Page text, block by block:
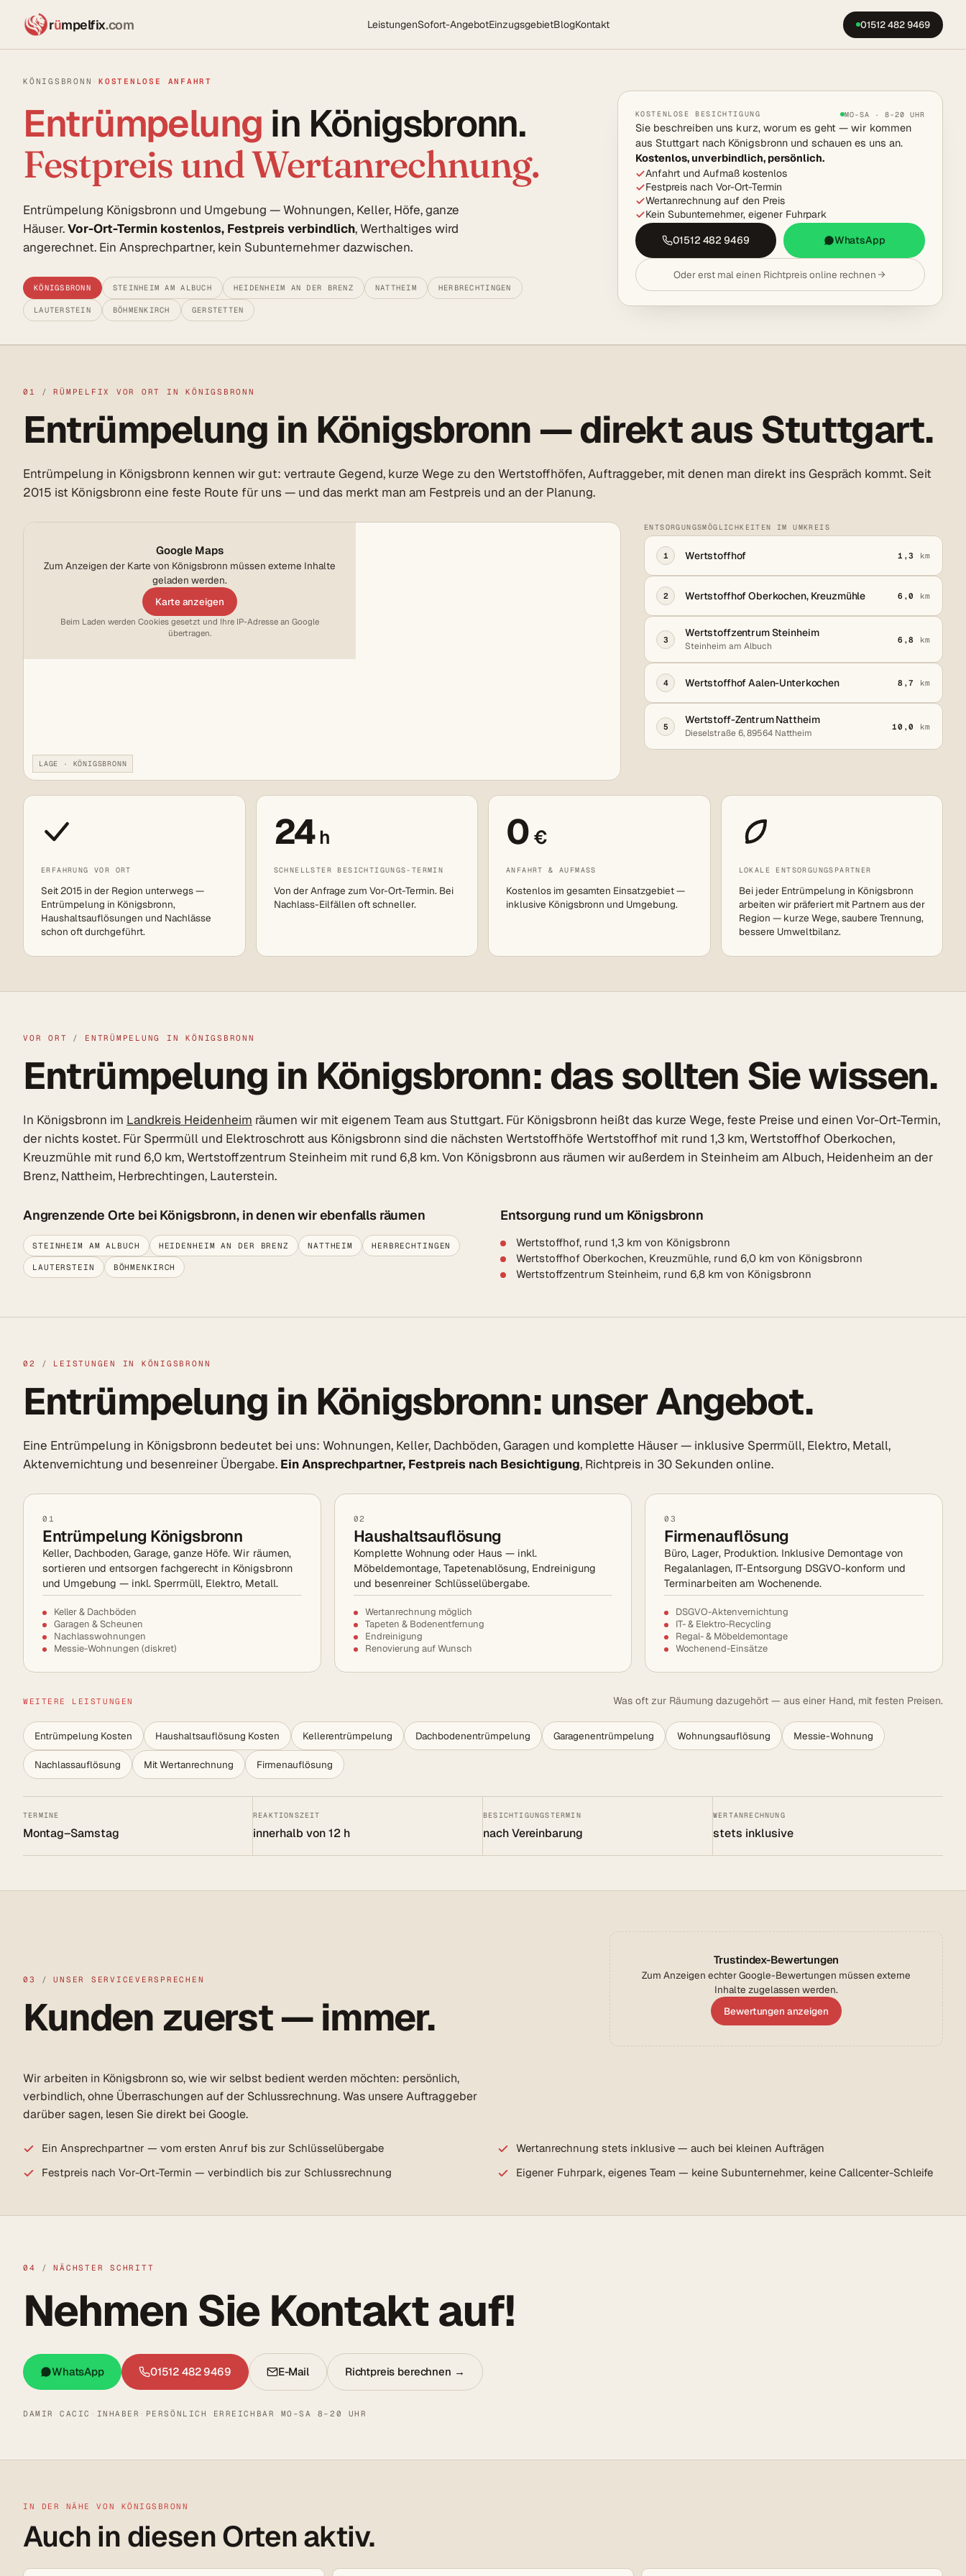
rümpelfix.com LeistungenSofort-AngebotEinzugsgebietBlogKontakt 01512 482 9469
KÖNIGSBRONN ·KOSTENLOSE ANFAHRT
Entrümpelung in Königsbronn.
Festpreis und Wertanrechnung.
Entrümpelung Königsbronn und Umgebung — Wohnungen, Keller, Höfe, ganze
Häuser.Vor-Ort-Termin kostenlos, Festpreis verbindlich, Werthaltiges wird
angerechnet. Ein Ansprechpartner, kein Subunternehmer dazwischen.
KÖNIGSBRONN STEINHEIM AM ALBUCH HEIDENHEIM AN DER BRENZ NATTHEIM HERBRECHTINGEN
LAUTERSTEIN BÖHMENKIRCH GERSTETTEN
KOSTENLOSE BESICHTIGUNG MO–SA · 8–20 UHR
Sie beschreiben uns kurz, worum es geht — wir kommen
aus Stuttgart nach Königsbronn und schauen es uns an.
Kostenlos, unverbindlich, persönlich.
Anfahrt und Aufmaß kostenlos
Festpreis nach Vor-Ort-Termin
Wertanrechnung auf den Preis
Kein Subunternehmer, eigener Fuhrpark
01512 482 9469
WhatsApp
Oder erst mal einen Richtpreis online rechnen
01 / RÜMPELFIX VOR ORT IN KÖNIGSBRONN
Entrümpelung in Königsbronn — direkt aus Stuttgart.
Entrümpelung in Königsbronn kennen wir gut: vertraute Gegend, kurze Wege zu den Wertstoffhöfen, Auftraggeber, mit denen man direkt ins Gespräch kommt. Seit
2015 ist Königsbronn eine feste Route für uns — und das merkt man am Festpreis und an der Planung.
Google Maps
Zum Anzeigen der Karte von Königsbronn müssen externe Inhalte
geladen werden.
Karte anzeigen
Beim Laden werden Cookies gesetzt und Ihre IP-Adresse an Google
übertragen.
LAGE · KÖNIGSBRONN
ENTSORGUNGSMÖGLICHKEITEN IM UMKREIS
1 Wertstoffhof 1,3 km
2 Wertstoffhof Oberkochen, Kreuzmühle 6,0 km
3
Wertstoffzentrum Steinheim
Steinheim am Albuch
6,8 km
4 Wertstoffhof Aalen-Unterkochen 8,7 km
5
Wertstoff-Zentrum Nattheim
Dieselstraße 6, 89564 Nattheim
10,0 km
ERFAHRUNG VOR ORT
Seit 2015 in der Region unterwegs —
Entrümpelung in Königsbronn,
Haushaltsauflösungen und Nachlässe
schon oft durchgeführt.
24h
SCHNELLSTER BESICHTIGUNGS-TERMIN
Von der Anfrage zum Vor-Ort-Termin. Bei
Nachlass-Eilfällen oft schneller.
0 €
ANFAHRT & AUFMASS
Kostenlos im gesamten Einsatzgebiet —
inklusive Königsbronn und Umgebung.
LOKALE ENTSORGUNGSPARTNER
Bei jeder Entrümpelung in Königsbronn
arbeiten wir präferiert mit Partnern aus der
Region — kurze Wege, saubere Trennung,
bessere Umweltbilanz.
VOR ORT / ENTRÜMPELUNG IN KÖNIGSBRONN
Entrümpelung in Königsbronn: das sollten Sie wissen.
In Königsbronn im Landkreis Heidenheim räumen wir mit eigenem Team aus Stuttgart. Für Königsbronn heißt das kurze Wege, feste Preise und einen Vor-Ort-Termin,
der nichts kostet. Für Sperrmüll und Elektroschrott aus Königsbronn sind die nächsten Wertstoffhöfe Wertstoffhof mit rund 1,3 km, Wertstoffhof Oberkochen,
Kreuzmühle mit rund 6,0 km, Wertstoffzentrum Steinheim mit rund 6,8 km. Von Königsbronn aus räumen wir außerdem in Steinheim am Albuch, Heidenheim an der
Brenz, Nattheim, Herbrechtingen, Lauterstein.
Angrenzende Orte bei Königsbronn, in denen wir ebenfalls räumen
STEINHEIM AM ALBUCH HEIDENHEIM AN DER BRENZ NATTHEIM HERBRECHTINGEN
LAUTERSTEIN BÖHMENKIRCH
Entsorgung rund um Königsbronn
Wertstoffhof, rund 1,3 km von Königsbronn
Wertstoffhof Oberkochen, Kreuzmühle, rund 6,0 km von Königsbronn
Wertstoffzentrum Steinheim, rund 6,8 km von Königsbronn
02 / LEISTUNGEN IN KÖNIGSBRONN
Entrümpelung in Königsbronn: unser Angebot.
Eine Entrümpelung in Königsbronn bedeutet bei uns: Wohnungen, Keller, Dachböden, Garagen und komplette Häuser — inklusive Sperrmüll, Elektro, Metall,
Aktenvernichtung und besenreiner Übergabe. Ein Ansprechpartner, Festpreis nach Besichtigung, Richtpreis in 30 Sekunden online.
01
Entrümpelung Königsbronn
Keller, Dachboden, Garage, ganze Höfe. Wir räumen,
sortieren und entsorgen fachgerecht in Königsbronn
und Umgebung — inkl. Sperrmüll, Elektro, Metall.
Keller & Dachböden
Garagen & Scheunen
Nachlasswohnungen
Messie-Wohnungen (diskret)
02
Haushaltsauflösung
Komplette Wohnung oder Haus — inkl.
Möbeldemontage, Tapetenablösung, Endreinigung
und besenreiner Schlüsselübergabe.
Wertanrechnung möglich
Tapeten & Bodenentfernung
Endreinigung
Renovierung auf Wunsch
03
Firmenauflösung
Büro, Lager, Produktion. Inklusive Demontage von
Regalanlagen, IT-Entsorgung DSGVO-konform und
Terminarbeiten am Wochenende.
DSGVO-Aktenvernichtung
IT- & Elektro-Recycling
Regal- & Möbeldemontage
Wochenend-Einsätze
WEITERE LEISTUNGEN Was oft zur Räumung dazugehört — aus einer Hand, mit festen Preisen.
Entrümpelung Kosten Haushaltsauflösung Kosten Kellerentrümpelung Dachbodenentrümpelung Garagenentrümpelung Wohnungsauflösung Messie-Wohnung
Nachlassauflösung Mit Wertanrechnung Firmenauflösung
TERMINE
Montag–Samstag
REAKTIONSZEIT
innerhalb von 12 h
BESICHTIGUNGSTERMIN
nach Vereinbarung
WERTANRECHNUNG
stets inklusive
03 / UNSER SERVICEVERSPRECHEN
Kunden zuerst — immer.
Trustindex-Bewertungen
Zum Anzeigen echter Google-Bewertungen müssen externe
Inhalte zugelassen werden.
Bewertungen anzeigen
Wir arbeiten in Königsbronn so, wie wir selbst bedient werden möchten: persönlich,
verbindlich, ohne Überraschungen auf der Schlussrechnung. Was unsere Auftraggeber
darüber sagen, lesen Sie direkt bei Google.
Ein Ansprechpartner — vom ersten Anruf bis zur Schlüsselübergabe
Wertanrechnung stets inklusive — auch bei kleinen Aufträgen
Festpreis nach Vor-Ort-Termin — verbindlich bis zur Schlussrechnung
Eigener Fuhrpark, eigenes Team — keine Subunternehmer, keine Callcenter-Schleife
04 / NÄCHSTER SCHRITT
Nehmen Sie Kontakt auf!
WhatsApp 01512 482 9469 E-Mail Richtpreis berechnen →
DAMIR CACIC · INHABER · PERSÖNLICH ERREICHBAR MO–SA 8–20 UHR
IN DER NÄHE VON KÖNIGSBRONN
Auch in diesen Orten aktiv.